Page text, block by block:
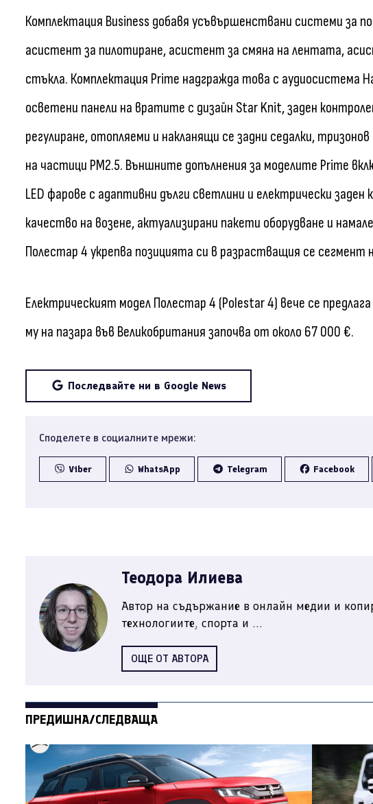
Комплектация Business добавя усъвършенствани системи за
асистент за пилотиране, асистент за смяна на лентата,
стъкла. Комплектация Prime надгражда това с аудиосистема
осветени панели на вратите с дизайн Star Knit, заден
регулиране, отопляеми и накланящи се задни седалки,
на частици PM2.5. Външните допълнения за моделите Prime
LED фарове с адаптивни дълги светлини и електрически заден
качество на возене, актуализирани пакети оборудване и
Полестар 4 укрепва позицията си в разрастващия се сегмент
Електрическият модел Полестар 4 (Polestar 4) вече се
му на пазара във Великобритания започва от около 67 000 €.
Последвайте ни в Google News
Споделете в социалните мрежи:
Viber WhatsApp Telegram Facebook
Теодора Илиева
Автор на съдържание в онлайн медии и
технологиите, спорта и ...
ОЩЕ ОТ АВТОРА
ПРЕДИШНА/СЛЕДВАЩА